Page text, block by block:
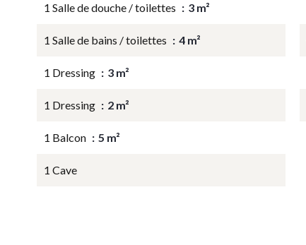
1 Salle de douche / toilettes 3 m²
1 Salle de bains / toilettes 4 m²
1 Dressing 3 m²
1 Dressing 2 m²
1 Balcon 5 m²
1 Cave